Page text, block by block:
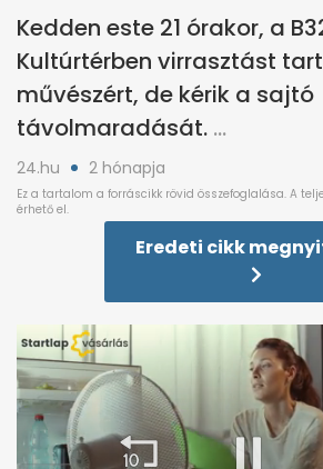
Kedden este 21 órakor, a
Kultúrtérben virrasztást
művészért, de kérik a sajtó
távolmaradását.
24.hu 2 hónapja
Eredeti cikk